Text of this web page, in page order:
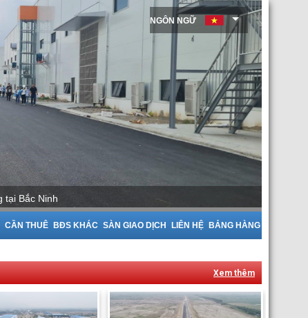
CẦN THUÊ BĐS KHÁC SÀN GIAO DỊCH LIÊN HỆ BẢNG HÀNG
NGÔN NGỮ
Xem thêm